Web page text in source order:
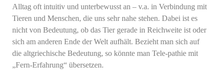
Alltag oft intuitiv und unterbewusst an – v.a. in Verbindung mit
Tieren und Menschen, die uns sehr nahe stehen. Dabei ist es
nicht von Bedeutung, ob das Tier gerade in Reichweite ist oder
sich am anderen Ende der Welt aufhält. Bezieht man sich auf
die altgriechische Bedeutung, so könnte man Tele-pathie mit
„Fern-Erfahrung“ übersetzen.